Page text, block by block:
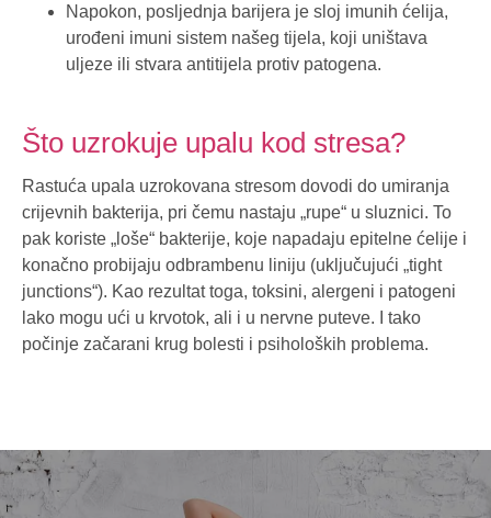
Napokon, posljednja barijera je sloj imunih ćelija,
urođeni imuni sistem našeg tijela, koji uništava
uljeze ili stvara antitijela protiv patogena.
Što uzrokuje upalu kod stresa?
Rastuća upala uzrokovana stresom dovodi do umiranja
crijevnih bakterija, pri čemu nastaju „rupe“ u sluznici. To
pak koriste „loše“ bakterije, koje napadaju epitelne ćelije i
konačno probijaju odbrambenu liniju (uključujući „tight
junctions“). Kao rezultat toga, toksini, alergeni i patogeni
lako mogu ući u krvotok, ali i u nervne puteve. I tako
počinje začarani krug bolesti i psiholoških problema.